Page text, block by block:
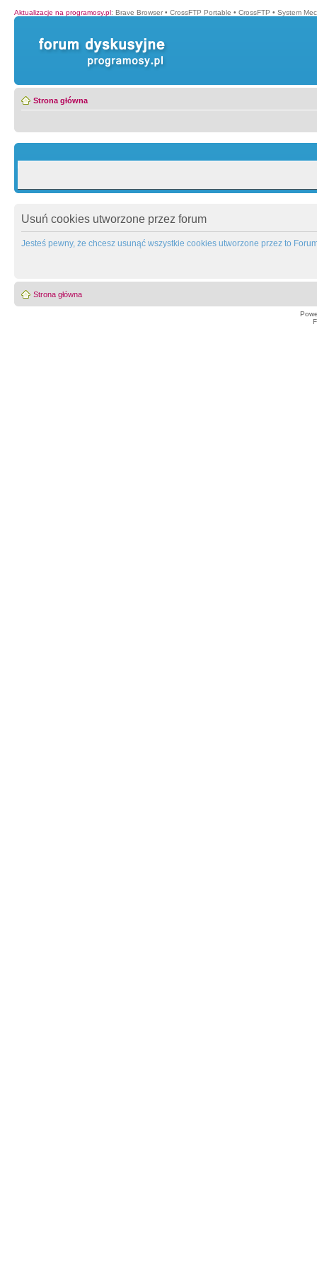
Aktualizacje na programosy.pl: Brave Browser • CrossFTP Portable • CrossFTP • System
Strona główna
Usuń cookies utworzone przez forum
Jesteś pewny, że chcesz usunąć wszystkie cookies utworzone przez to
Strona główna